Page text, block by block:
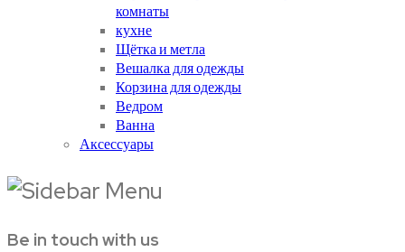
комнаты
кухне
Щётка и метла
Вешалка для одежды
Корзина для одежды
Ведром
Ванна
Аксессуары
Be in touch with us